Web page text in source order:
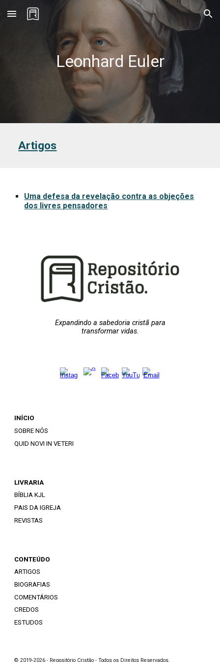
Skip to main content Skip to navigation
Leonhard Euler
Artigos
Uma defesa da revelação contra as objeções
dos livres pensadores
Expandindo a sabedoria cristã para
transformar vidas.
INÍCIO
SOBRE NÓS
QUID NOVI IN VETERI
LIVRARIA
BÍBLIA KJL
PAIS DA IGREJA
REVISTAS
CONTEÚDO
ARTIGOS
BIOGRAFIAS
COMENTÁRIOS
CREDOS
ESTUDOS
© 2019-2026 - Repositório Cristão - Todos os Direitos Reservados.